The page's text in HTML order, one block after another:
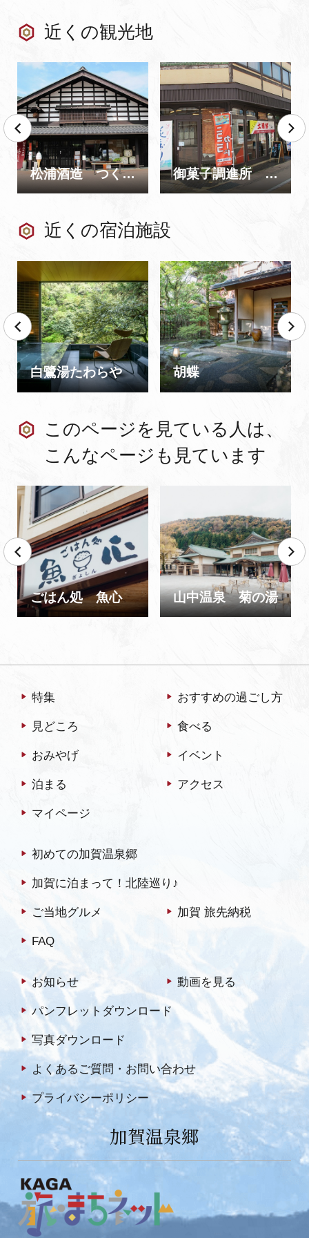
近くの観光地
松浦酒造 つくしや 御菓子調進所 山海堂
近くの宿泊施設
白鷺湯たわらや 胡蝶
このページを見ている人は、
こんなページも見ています
ごはん処 魚心 山中温泉 菊の湯
特集 おすすめの過ごし方
見どころ 食べる
おみやげ イベント
泊まる アクセス
マイページ
初めての加賀温泉郷
加賀に泊まって！北陸巡り♪
ご当地グルメ 加賀 旅先納税
FAQ
お知らせ 動画を見る
パンフレットダウンロード
写真ダウンロード
よくあるご質問・お問い合わせ
プライバシーポリシー
加賀温泉郷